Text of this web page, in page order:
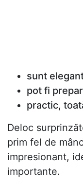
sunt
pot fi
practic,
Deloc
prim fel de
impresionant,
importante.